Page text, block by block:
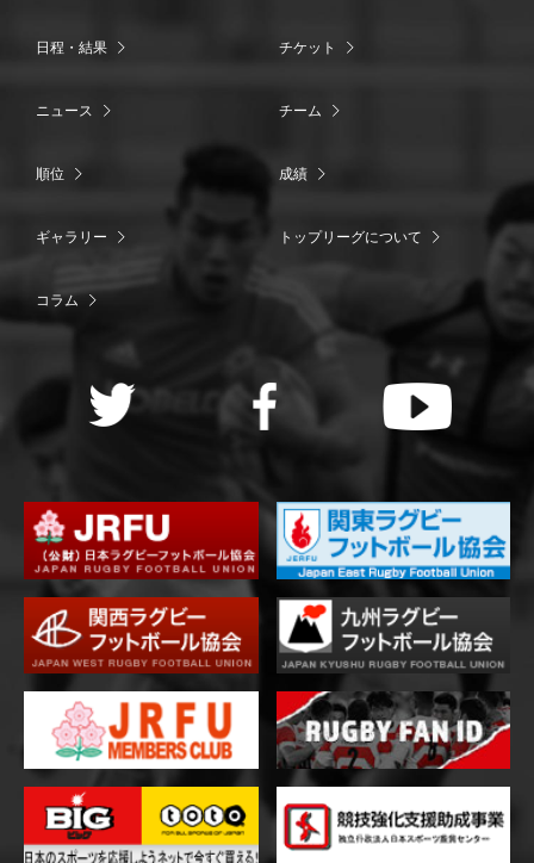
日程・結果 チケット
ニュース チーム
順位 成績
ギャラリー トップリーグについて
コラム